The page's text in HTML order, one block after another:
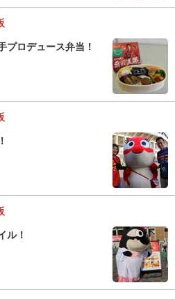
プロデュース弁当！
ル！